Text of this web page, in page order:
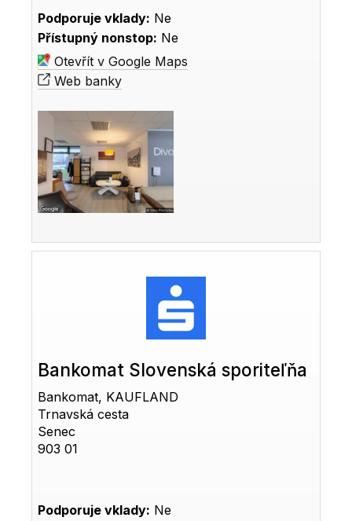
Podporuje vklady: Ne
Přístupný nonstop: Ne
Otevřít v Google Maps
Web banky
Bankomat Slovenská sporiteľňa
Bankomat, KAUFLAND
Trnavská cesta
Senec
903 01
Podporuje vklady: Ne